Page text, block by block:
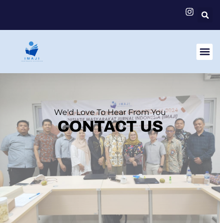
We'd Love To Hear From You
CONTACT US